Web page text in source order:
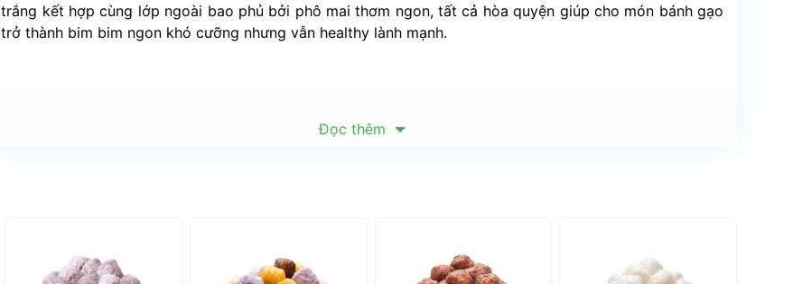
trắng kết hợp cùng lớp ngoài bao phủ bởi phô mai thơm ngon, tất cả hòa quyện giúp cho món bánh gạo
trở thành bim bim ngon khó cưỡng nhưng vẫn healthy lành mạnh.
Đọc thêm